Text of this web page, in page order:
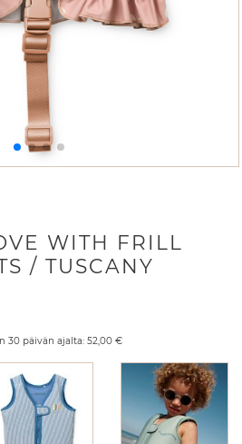
WITH FRILL
/ TUSCANY
30 päivän ajalta: 52,00 €